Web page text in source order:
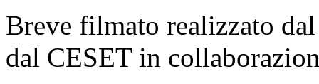
Breve filmato realizzato
dal CESET in